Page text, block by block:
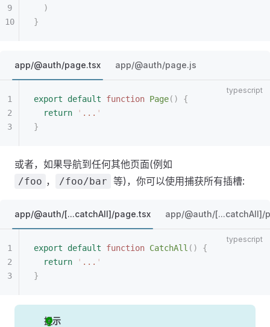
  )
}
app/@auth/page.tsx app/@auth/page.js
export default function Page()
{
  return
' ... '
}
或者，如果导航到任何其他页面(例如
/foo ， /foo/bar 等)，你可以使用捕获所有插槽:
app/@auth/[...catchAll]/page.tsx app/@auth/[...catchAll]/
export default function CatchAll ()
{
  return
' ... '
}
提示